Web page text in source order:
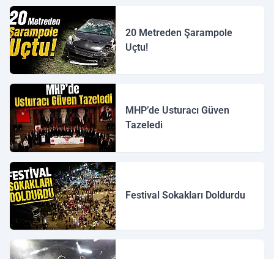
20 Metreden Şarampole
Uçtu!
MHP’de Usturacı Güven
Tazeledi
Festival Sokakları Doldurdu